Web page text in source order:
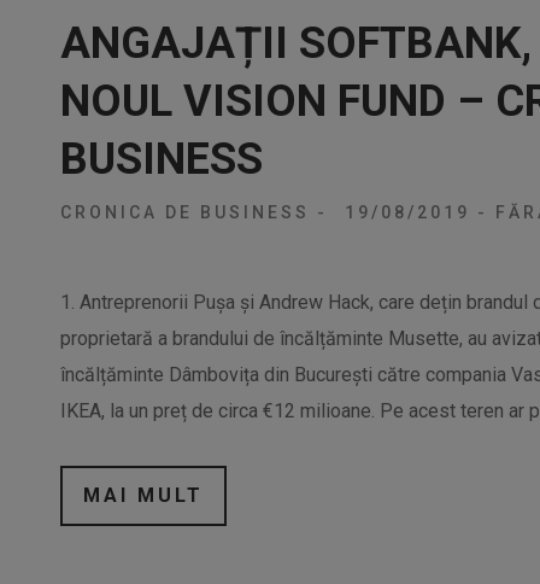
ANGAJAȚII
NOUL VISION FUND –
BUSINESS
CRONICA DE BUSINESS - 19/08/2019 -
1. Antreprenorii Pușa și Andrew Hack, care dețin
proprietară a brandului de încălțăminte Musette, au
încălțăminte Dâmbovița din București către compania
IKEA, la un preț de circa €12 milioane. Pe acest teren ar
MAI MULT